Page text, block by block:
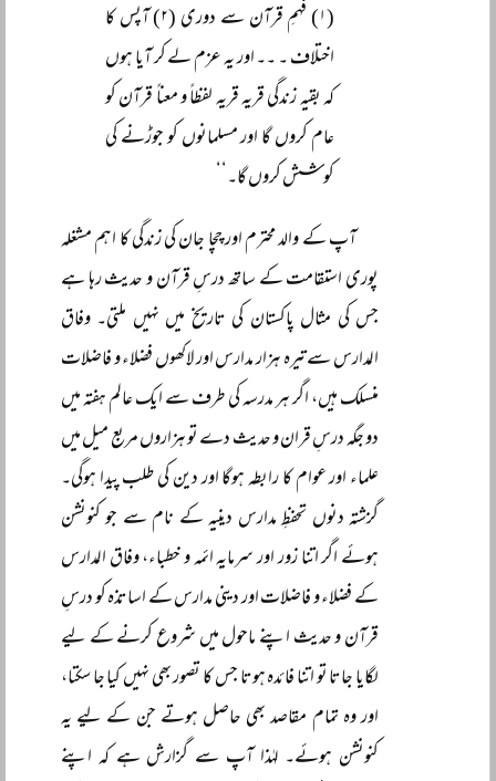
(۱) فہمِ قرآن سے دوری (۲) آپس کا
اختلاف ۔ ۔۔ اور یہ عزم لے کر آیا ہوں
کہ بقیہ زندگی قریہ قریہ لفظاً و معناً قرآن کو
عام کروں گا اور مسلمانوں کو جوڑنے کی
کوشش کروں گا۔‘‘
آپ کے والد محترم اور چچا جان کی زندگی کا اہم مشغلہ
پوری استقامت کے ساتھ درسِ قرآن و حدیث رہا ہے
جس کی مثال پاکستان کی تاریخ میں نہیں ملتی۔ وفاق
المدارس سے تیرہ ہزار مدارس اور لاکھوں فضلاء و فاضلات
منسلک ہیں، اگر ہر مدرسہ کی طرف سے ایک عالم ہفتہ میں
دو جگہ درسِ قران و حدیث دے تو ہزاروں مربع میل میں
علماء اور عوام کا رابطہ ہوگا اور دین کی طلب پیدا ہوگی۔
گزشتہ دنوں تحفظِ مدارس دینیہ کے نام سے جو کنونشن
ہوئے اگر اتنا زور اور سرمایہ ائمہ و خطباء، وفاق المدارس
کے فضلاء و فاضلات اور دینی مدارس کے اساتذہ کو درسِ
قرآن و حدیث اپنے ماحول میں شروع کرنے کے لیے
لگایا جاتا تو اتنا فائدہ ہوتا جس کا تصور بھی نہیں کیا جا سکتا،
اور وہ تمام مقاصد بھی حاصل ہوتے جن کے لیے یہ
کنونشن ہوئے۔ لہٰذا آپ سے گزارش ہے کہ اپنے